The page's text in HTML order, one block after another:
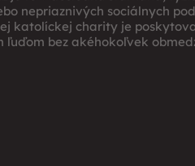
nepriaznivých sociálnych
katolíckej charity je
ľuďom bez akéhokoľvek